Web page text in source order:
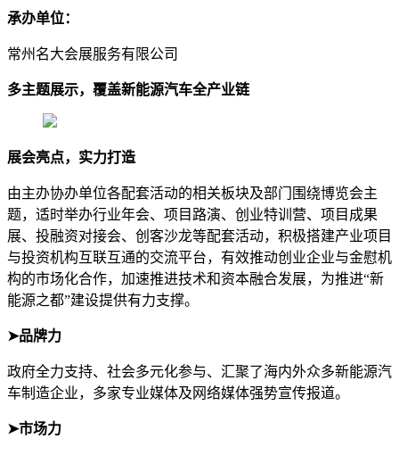
承办单位：
常州名大会展服务有限公司
多主题展示，覆盖新能源汽车全产业链
展会亮点，实力打造
由主办协办单位各配套活动的相关板块及部门围绕博览会主
题，适时举办行业年会、项目路演、创业特训营、项目成果
展、投融资对接会、创客沙龙等配套活动，积极搭建产业项目
与投资机构互联互通的交流平台，有效推动创业企业与金慰机
构的市场化合作，加速推进技术和资本融合发展，为推进“新
能源之都”建设提供有力支撑。
➤品牌力
政府全力支持、社会多元化参与、汇聚了海内外众多新能源汽
车制造企业，多家专业媒体及网络媒体强势宣传报道。
➤市场力